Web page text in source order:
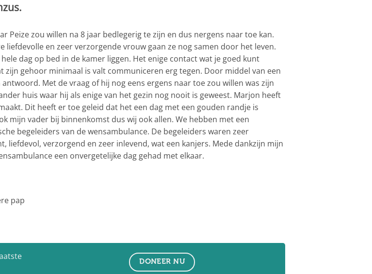
Peize zou willen na 8 jaar bedlegerig te zijn en dus nergens naar toe kan.
liefdevolle en zeer verzorgende vrouw gaan ze nog samen door het leven.
dag op bed in de kamer liggen. Het enige contact wat je goed kunt
zijn gehoor minimaal is valt communiceren erg tegen. Door middel van een
Met de vraag of hij nog eens ergens naar toe zou willen was zijn
huis waar hij als enige van het gezin nog nooit is geweest. Marjon heeft
Dit heeft er toe geleid dat het een dag met een gouden randje is
mijn vader bij binnenkomst dus wij ook allen. We hebben met een
begeleiders van de wensambulance. De begeleiders waren zeer
liefdevol, verzorgend en zeer inlevend, wat een kanjers. Mede dankzijn mijn
een onvergetelijke dag gehad met elkaar.
pap
DONEER NU